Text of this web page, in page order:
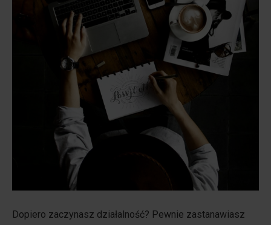
Dopiero zaczynasz działalność? Pewnie zastanawiasz